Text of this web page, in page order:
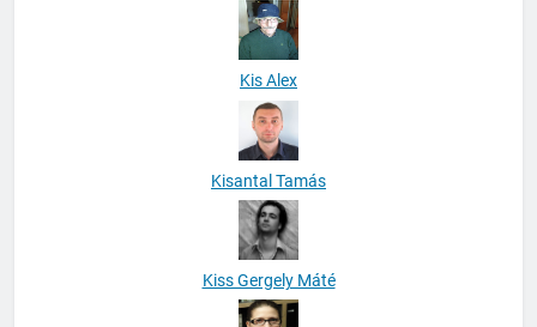
Kis Alex
Kisantal Tamás
Kiss Gergely Máté